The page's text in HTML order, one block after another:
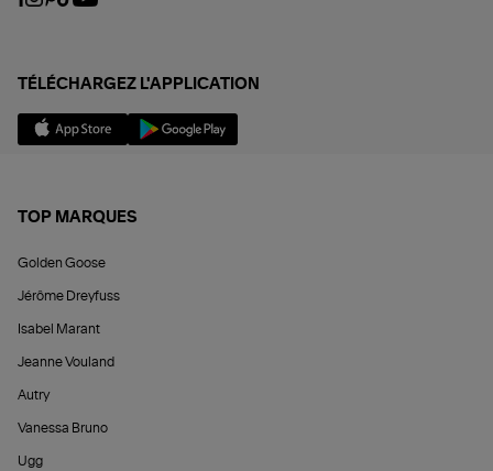
TÉLÉCHARGEZ L'APPLICATION
TOP MARQUES
Golden Goose
Jérôme Dreyfuss
Isabel Marant
Jeanne Vouland
Autry
Vanessa Bruno
Ugg